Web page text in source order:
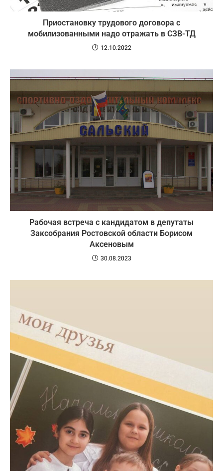
Приостановку трудового договора с
мобилизованными надо отражать в СЗВ-ТД
12.10.2022
Рабочая встреча с кандидатом в депутаты
Заксобрания Ростовской области Борисом
Аксеновым
30.08.2023